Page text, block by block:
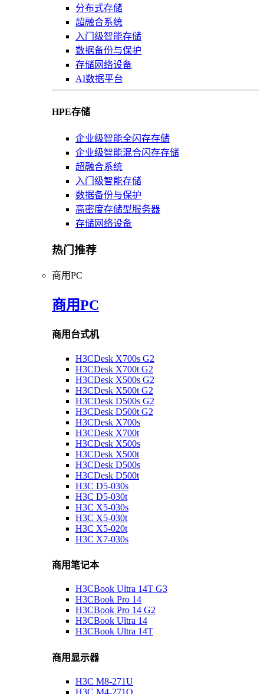
分布式存储
超融合系统
入门级智能存储
数据备份与保护
存储网络设备
AI数据平台
HPE存储
企业级智能全闪存存储
企业级智能混合闪存存储
超融合系统
入门级智能存储
数据备份与保护
高密度存储型服务器
存储网络设备
热门推荐
商用PC
商用PC
商用台式机
H3CDesk X700s G2
H3CDesk X700t G2
H3CDesk X500s G2
H3CDesk X500t G2
H3CDesk D500s G2
H3CDesk D500t G2
H3CDesk X700s
H3CDesk X700t
H3CDesk X500s
H3CDesk X500t
H3CDesk D500s
H3CDesk D500t
H3C D5-030s
H3C D5-030t
H3C X5-030s
H3C X5-030t
H3C X5-020t
H3C X7-030s
商用笔记本
H3CBook Ultra 14T G3
H3CBook Pro 14
H3CBook Pro 14 G2
H3CBook Ultra 14
H3CBook Ultra 14T
商用显示器
H3C M8-271U
H3C M4-271Q